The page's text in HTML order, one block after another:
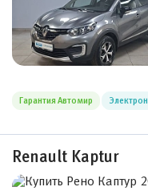
Гарантия Автомир
Renault Kaptur